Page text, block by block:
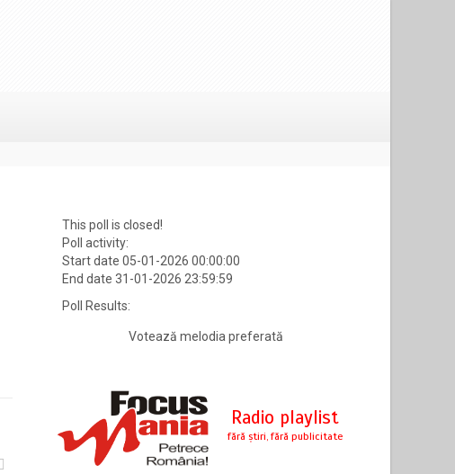
This poll is closed!
Poll activity:
Start date 05-01-2026 00:00:00
End date 31-01-2026 23:59:59
Poll Results:
Votează melodia preferată